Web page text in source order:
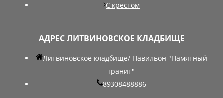
С крестом
АДРЕС ЛИТВИНОВСКОЕ КЛАДБИЩЕ
Литвиновское кладбище/ Павильон "Памятный
гранит"
89308488886